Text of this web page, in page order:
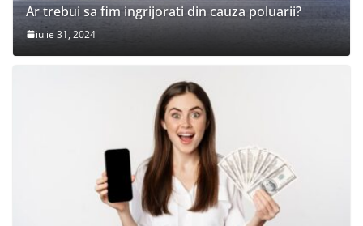
Ar trebui sa fim ingrijorati din cauza poluarii?
iulie 31, 2024